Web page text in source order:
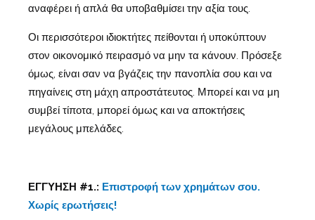
αναφέρει ή απλά θα υποβαθμίσει την αξία τους.
Οι περισσότεροι ιδιοκτήτες πείθονται ή υποκύπτουν
στον οικονομικό πειρασμό να μην τα κάνουν. Πρόσεξε
όμως, είναι σαν να βγάζεις την πανοπλία σου και να
πηγαίνεις στη μάχη απροστάτευτος. Μπορεί και να μη
συμβεί τίποτα, μπορεί όμως και να αποκτήσεις
μεγάλους μπελάδες.
ΕΓΓΥΗΣΗ #1.: Επιστροφή των χρημάτων σου.
Χωρίς ερωτήσεις!